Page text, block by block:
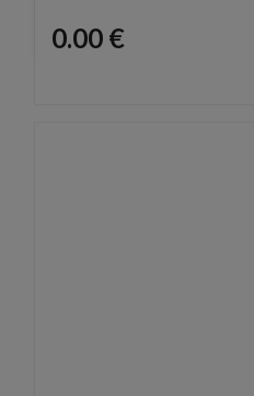
Precio
0.00 €